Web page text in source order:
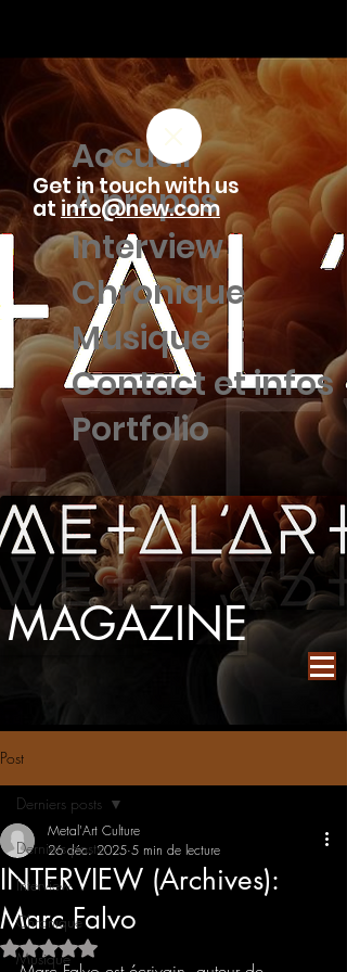
Accueil
À propos
Interview
Chronique
Musique
Contact et infos
Portfolio
Get in touch with us
atinfo@new.com
MAGAZINE
Post
Derniers posts
Interview
Chronique
Musique
Derniers posts
INTERVIEW (Archives):
Marc Falvo
Metal'Art Culture
26 déc. 2025 5 min de lecture
Noté NaN étoiles sur 5.